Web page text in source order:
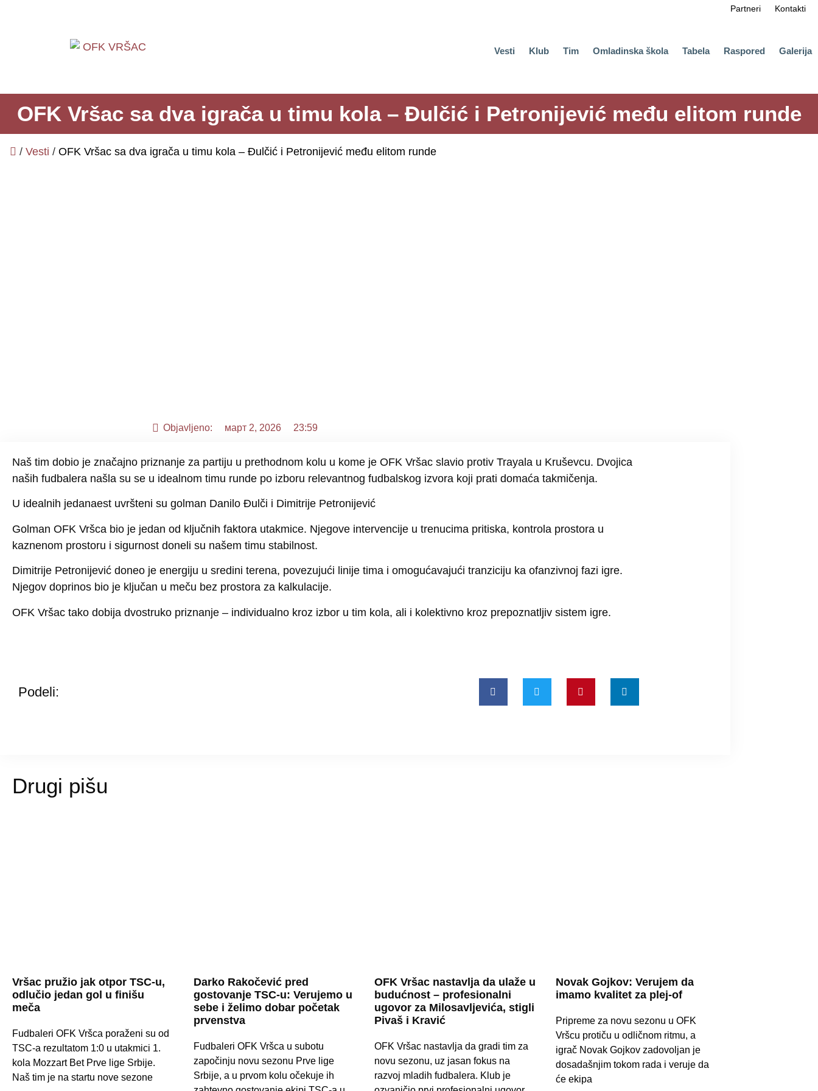
Partneri Kontakti
Vesti Klub Tim Omladinska škola Tabela Raspored Galerija
OFK Vršac sa dva igrača u timu kola – Đulčić i Petronijević među elitom runde
/ Vesti / OFK Vršac sa dva igrača u timu kola – Đulčić i Petronijević među elitom runde
Objavljeno: март 2, 2026 23:59
Naš tim dobio je značajno priznanje za partiju u prethodnom kolu u kome je OFK Vršac slavio protiv Trayala u Kruševcu. Dvojica
naših fudbalera našla su se u idealnom timu runde po izboru relevantnog fudbalskog izvora koji prati domaća takmičenja.
U idealnih jedanaest uvršteni su golman Danilo Đulči i Dimitrije Petronijević
Golman OFK Vršca bio je jedan od ključnih faktora utakmice. Njegove intervencije u trenucima pritiska, kontrola prostora u
kaznenom prostoru i sigurnost doneli su našem timu stabilnost.
Dimitrije Petronijević doneo je energiju u sredini terena, povezujući linije tima i omogućavajući tranziciju ka ofanzivnoj fazi igre.
Njegov doprinos bio je ključan u meču bez prostora za kalkulacije.
OFK Vršac tako dobija dvostruko priznanje – individualno kroz izbor u tim kola, ali i kolektivno kroz prepoznatljiv sistem igre.
Podeli:
Drugi pišu
Vršac pružio jak otpor TSC-u,
odlučio jedan gol u finišu
meča
Fudbaleri OFK Vršca poraženi su od
TSC-a rezultatom 1:0 u utakmici 1.
kola Mozzart Bet Prve lige Srbije.
Naš tim je na startu nove sezone
Darko Rakočević pred
gostovanje TSC-u: Verujemo u
sebe i želimo dobar početak
prvenstva
Fudbaleri OFK Vršca u subotu
započinju novu sezonu Prve lige
Srbije, a u prvom kolu očekuje ih
OFK Vršac nastavlja da ulaže u
budućnost – profesionalni
ugovor za Milosavljevića, stigli
Pivaš i Kravić
OFK Vršac nastavlja da gradi tim za
novu sezonu, uz jasan fokus na
razvoj mladih fudbalera. Klub je
Novak Gojkov: Verujem da
imamo kvalitet za plej-of
Pripreme za novu sezonu u OFK
Vršcu protiču u odličnom ritmu, a
igrač Novak Gojkov zadovoljan je
dosadašnjim tokom rada i veruje da
će ekipa